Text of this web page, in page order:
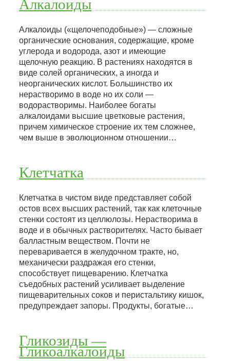
Алкалоиды («щелочеподобные») — сложные
органические основания, содержащие, кроме
углерода и водорода, азот и имеющие
щелочную реакцию. В растениях находятся в
виде солей органических, а иногда и
неорганических кислот. Большинство их
нерастворимо в воде но их соли —
водорастворимы. Наиболее богаты
алкалоидами высшие цветковые растения,
причем химическое строение их тем сложнее,
чем выше в эволюционном отношении…
Клетчатка
Клетчатка в чистом виде представляет собой
остов всех высших растений, так как клеточные
стенки состоят из целлюлозы. Нерастворима в
воде и в обычных растворителях. Часто бывает
балластным веществом. Почти не
переваривается в желудочном тракте, но,
механически раздражая его стенки,
способствует пищеварению. Клетчатка
съедобных растений усиливает выделение
пищеварительных соков и перистальтику кишок,
предупреждает запоры. Продукты, богатые…
Гликозиды —
Гликоалкалоиды